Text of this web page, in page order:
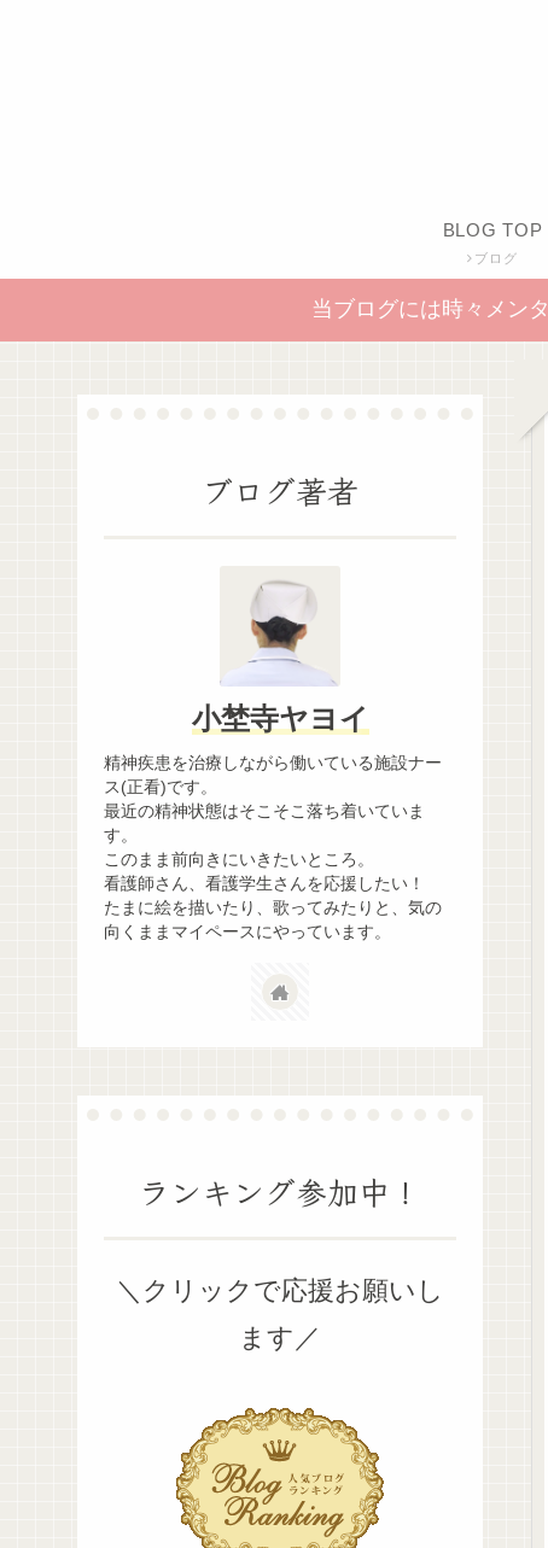
BLOG TOP
ブログ
当ブログには時々メン
ブログ著者
小埜寺ヤヨイ
精神疾患を治療しながら働いている施設ナー
ス(正看)です。
最近の精神状態はそこそこ落ち着いていま
す。
このまま前向きにいきたいところ。
看護師さん、看護学生さんを応援したい！
たまに絵を描いたり、歌ってみたりと、気の
向くままマイペースにやっています。
ランキング参加中！
＼クリックで応援お願いし
ます／